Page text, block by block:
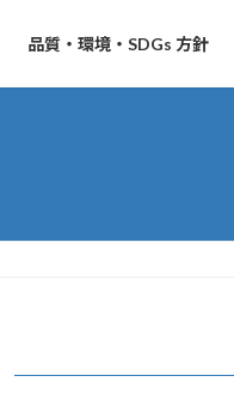
品質・環境・SDGs 方針